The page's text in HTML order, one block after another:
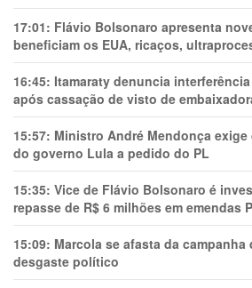
17:01: Flávio Bolsonaro apresenta
beneficiam os EUA, ricaços,
16:45: Itamaraty denuncia
após cassação de visto de
15:57: Ministro André Mendonça
do governo Lula a pedido do PL
15:35: Vice de Flávio Bolsonaro é
repasse de R$ 6 milhões em emendas
15:09: Marcola se afasta da
desgaste político